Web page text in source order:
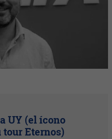
UY (el ícono
tour Eternos)